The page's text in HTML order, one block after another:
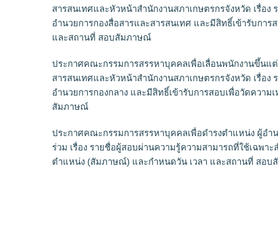
สารสนเทศและหัวหน้าสำนักงานสภาเกษตรกรจังหวัด เรื่อ
อำนวยการกองสื่อสารและสารสนเทศ และมีสิทธิ์เข้ารับกา
และสถานที่ สอบสัมภาษณ์
ประกาศคณะกรรมการสรรหาบุคคลเพื่อเลื่อนพนักงานขึ้นแ
สารสนเทศและหัวหน้าสำนักงานสภาเกษตรกรจังหวัด เรื่อ
อำนวยการกองกลาง และมีสิทธิ์เข้ารับการสอบเพื่อวัดคว
สัมภาษณ์
ประกาศคณะกรรมการสรรหาบุคคลเพื่อดำรงตำแหน่ง ผู้อำ
ร่วม เรื่อง รายชื่อผู้สอบผ่านความรู้ความสามารถที่ใช้เฉพ
ตำแหน่ง (สัมภาษณ์) และกำหนดวัน เวลา และสถานที่ สอ